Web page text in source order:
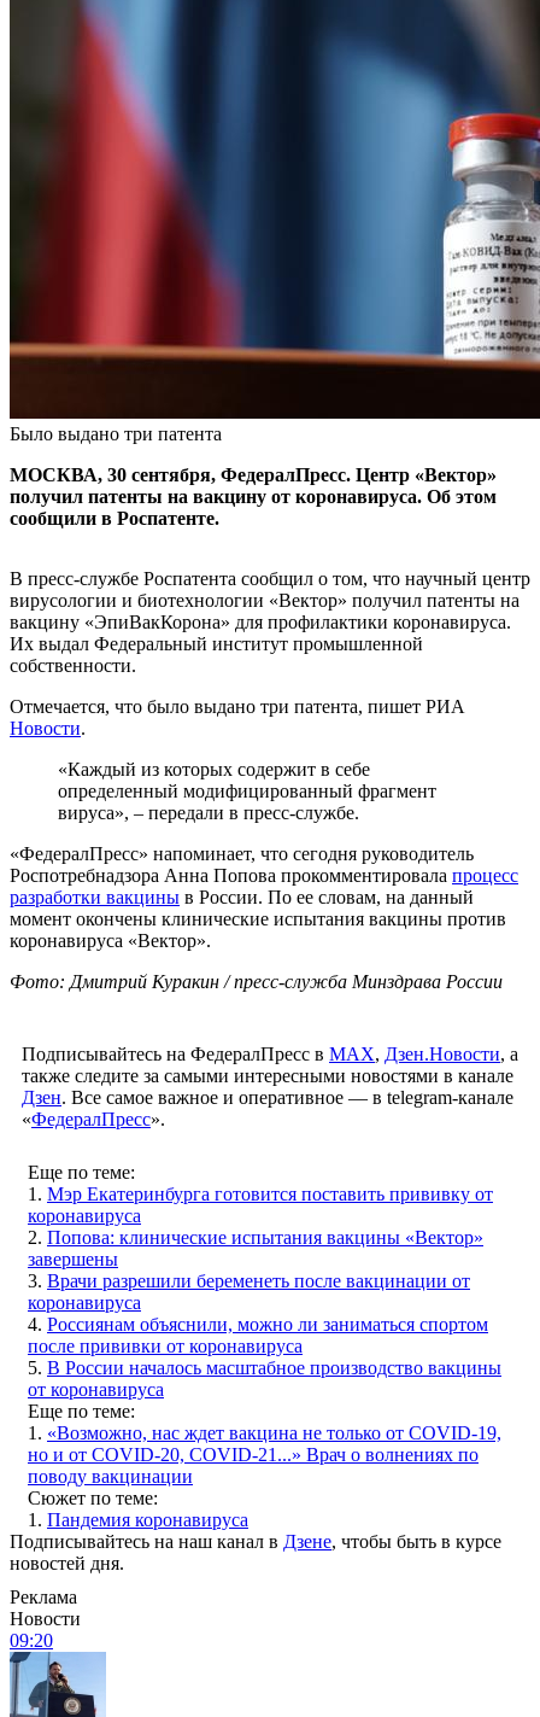
Было выдано три патента
МОСКВА, 30 сентября, ФедералПресс. Центр «Вектор»
получил патенты на вакцину от коронавируса. Об этом
сообщили в Роспатенте.
В пресс-службе Роспатента сообщил о том, что научный центр
вирусологии и биотехнологии «Вектор» получил патенты на
вакцину «ЭпиВакКорона» для профилактики коронавируса.
Их выдал Федеральный институт промышленной
собственности.
Отмечается, что было выдано три патента, пишет РИА
Новости.
«Каждый из которых содержит в себе
определенный модифицированный фрагмент
вируса», – передали в пресс-службе.
«ФедералПресс» напоминает, что сегодня руководитель
Роспотребнадзора Анна Попова прокомментировала процесс
разработки вакцины в России. По ее словам, на данный
момент окончены клинические испытания вакцины против
коронавируса «Вектор».
Фото: Дмитрий Куракин / пресс-служба Минздрава России
Подписывайтесь на ФедералПресс в МАХ, Дзен.Новости, а
также следите за самыми интересными новостями в канале
Дзен. Все самое важное и оперативное — в telegram-канале
«ФедералПресс».
Еще по теме:
1. Мэр Екатеринбурга готовится поставить прививку от
коронавируса
2. Попова: клинические испытания вакцины «Вектор»
завершены
3. Врачи разрешили беременеть после вакцинации от
коронавируса
4. Россиянам объяснили, можно ли заниматься спортом
после прививки от коронавируса
5. В России началось масштабное производство вакцины
от коронавируса
Еще по теме:
1. «Возможно, нас ждет вакцина не только от COVID-19,
но и от COVID-20, COVID-21...» Врач о волнениях по
поводу вакцинации
Сюжет по теме:
1. Пандемия коронавируса
Подписывайтесь на наш канал в Дзене, чтобы быть в курсе
новостей дня.
Реклама
Новости
09:20